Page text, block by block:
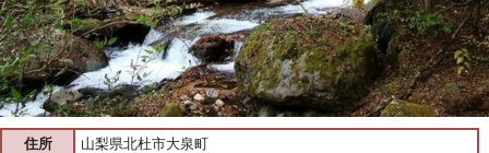
住所 山梨県北杜市大泉町